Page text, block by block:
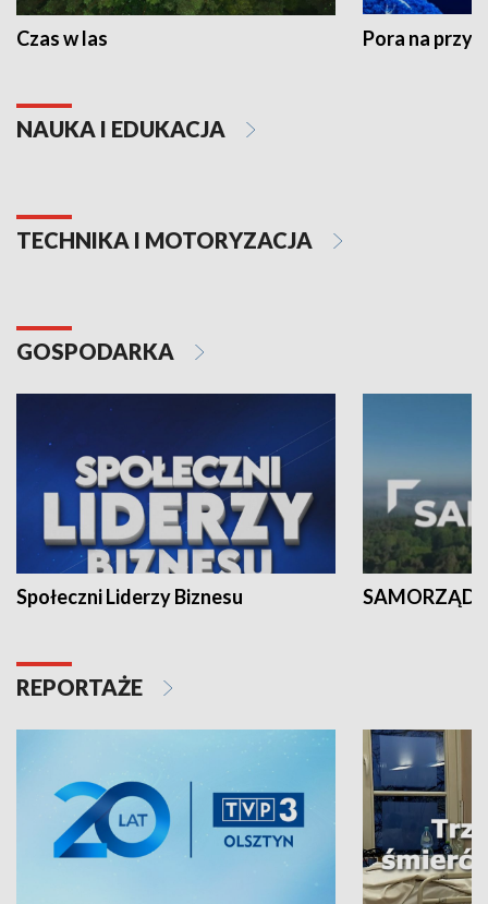
Czas w las Pora na
NAUKA I EDUKACJA
TECHNIKA I MOTORYZACJA
GOSPODARKA
Społeczni Liderzy Biznesu SAMORZĄD
REPORTAŻE